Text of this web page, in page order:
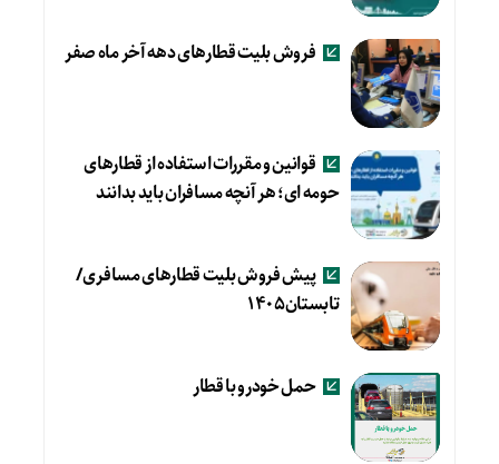
فروش بلیت قطارهای دهه آخر ماه صفر
قوانین و مقررات استفاده از قطارهای
حومه ای؛ هر آنچه مسافران باید بدانند
پیش فروش بلیت قطارهای مسافری/
تابستان۱۴۰۵
حمل خودرو با قطار